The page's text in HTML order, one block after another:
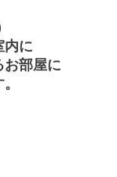
内に
お部屋に